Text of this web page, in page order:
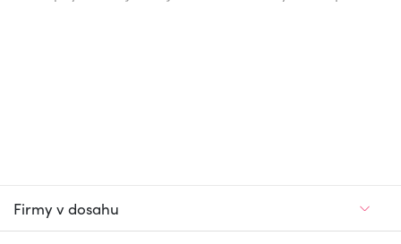
Firmy v dosahu